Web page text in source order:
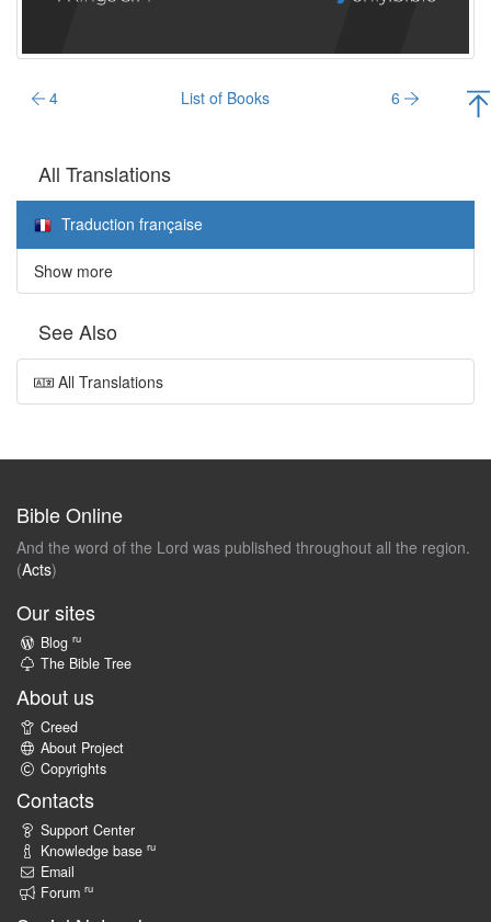
4 List of Books 6
All Translations
Traduction française
Show more
See Also
All Translations
Bible Online
And the word of the Lord was published throughout all the region.
(Acts)
Our sites
Blog ru
The Bible Tree
About us
Creed
About Project
Copyrights
Contacts
Support Center
Knowledge base ru
Email
Forum ru